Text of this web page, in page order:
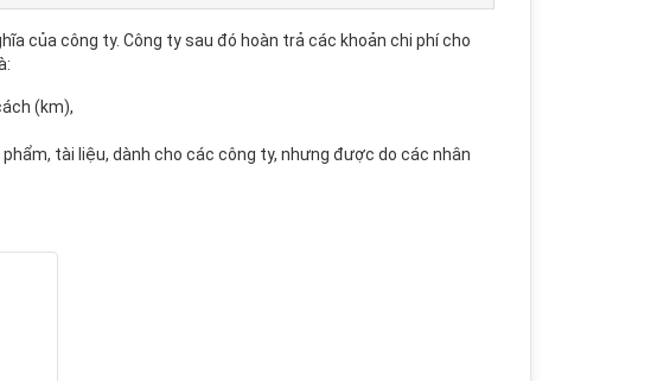
của công ty. Công ty sau đó hoàn trả các khoản chi phí cho
(km),
tài liệu, dành cho các công ty, nhưng được do các nhân